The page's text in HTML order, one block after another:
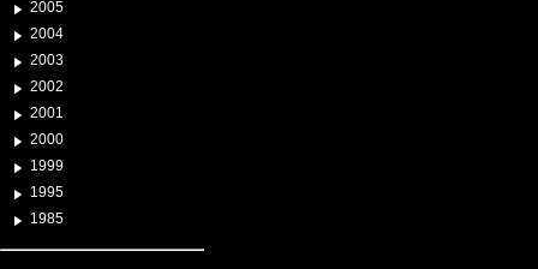
2005
2004
2003
2002
2001
2000
1999
1995
1985